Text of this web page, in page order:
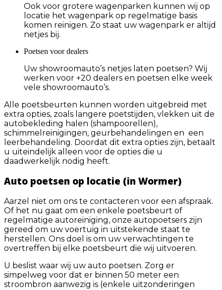
Ook voor grotere wagenparken kunnen wij op
locatie het wagenpark op regelmatige basis
komen reinigen. Zo staat uw wagenpark er altijd
netjes bij.
Poetsen voor dealers
Uw showroomauto’s netjes laten poetsen? Wij
werken voor +20 dealers en poetsen elke week
vele showroomauto’s.
Alle poetsbeurten kunnen worden uitgebreid met
extra opties, zoals langere poetstijden, vlekken uit de
autobekleding halen (shampoorellen),
schimmelreinigingen, geurbehandelingen en een
leerbehandeling. Doordat dit extra opties zijn, betaalt
u uiteindelijk alleen voor de opties die u
daadwerkelijk nodig heeft.
Auto poetsen op locatie (in Wormer)
Aarzel niet om ons te contacteren voor een afspraak.
Of het nu gaat om een enkele poetsbeurt of
regelmatige autoreiniging, onze autopoetsers zijn
gereed om uw voertuig in uitstekende staat te
herstellen. Ons doel is om uw verwachtingen te
overtreffen bij elke poetsbeurt die wij uitvoeren.
U beslist waar wij uw auto poetsen. Zorg er
simpelweg voor dat er binnen 50 meter een
stroombron aanwezig is (enkele uitzonderingen